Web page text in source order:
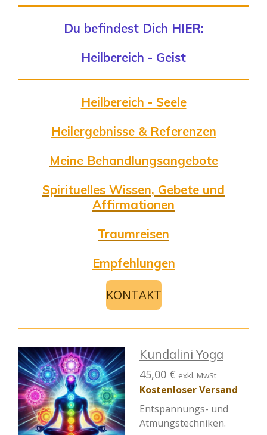
Du befindest Dich HIER:
Heilbereich - Geist
Heilbereich - Seele
Heilergebnisse & Referenzen
Meine Behandlungsangebote
Spirituelles Wissen, Gebete und
Affirmationen
Traumreisen
Empfehlungen
KONTAKT
Kundalini Yoga
45,00 € exkl. MwSt
Kostenloser Versand
Entspannungs- und
Atmungstechniken.